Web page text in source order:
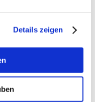
Details zeigen